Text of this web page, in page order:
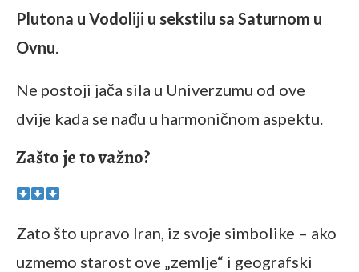
Plutona u Vodoliji u sekstilu sa Saturnom u
Ovnu.
Ne postoji jača sila u Univerzumu od ove
dvije kada se nađu u harmoničnom aspektu.
Zašto je to važno?
Zato što upravo Iran, iz svoje simbolike – ako
uzmemo starost ove „zemlje“ i geografski